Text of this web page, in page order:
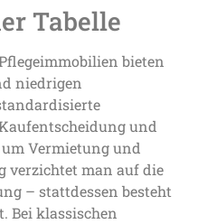
Tabelle
bieten
niedrigen
und
Vermietung und
verzichtet man auf die
– stattdessen besteht
Bei klassischen